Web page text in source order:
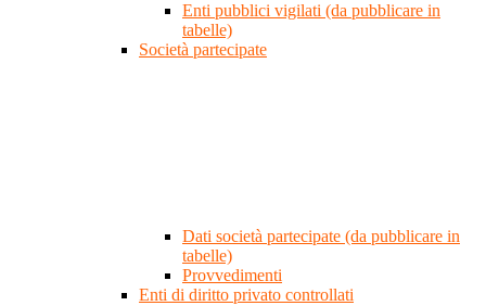
Enti pubblici vigilati (da pubblicare in
tabelle)
Società partecipate
Dati società partecipate (da pubblicare in
tabelle)
Provvedimenti
Enti di diritto privato controllati